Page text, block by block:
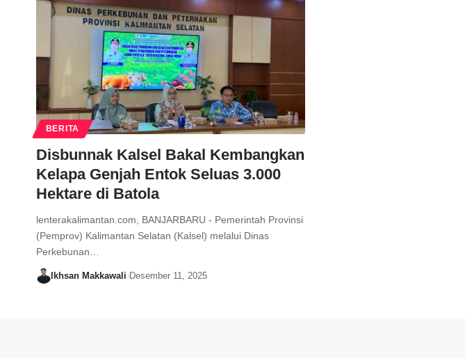
BERITA
Disbunnak Kalsel Bakal Kembangkan
Kelapa Genjah Entok Seluas 3.000
Hektare di Batola
lenterakalimantan.com, BANJARBARU - Pemerintah Provinsi
(Pemprov) Kalimantan Selatan (Kalsel) melalui Dinas
Perkebunan…
Ikhsan Makkawali Desember 11, 2025